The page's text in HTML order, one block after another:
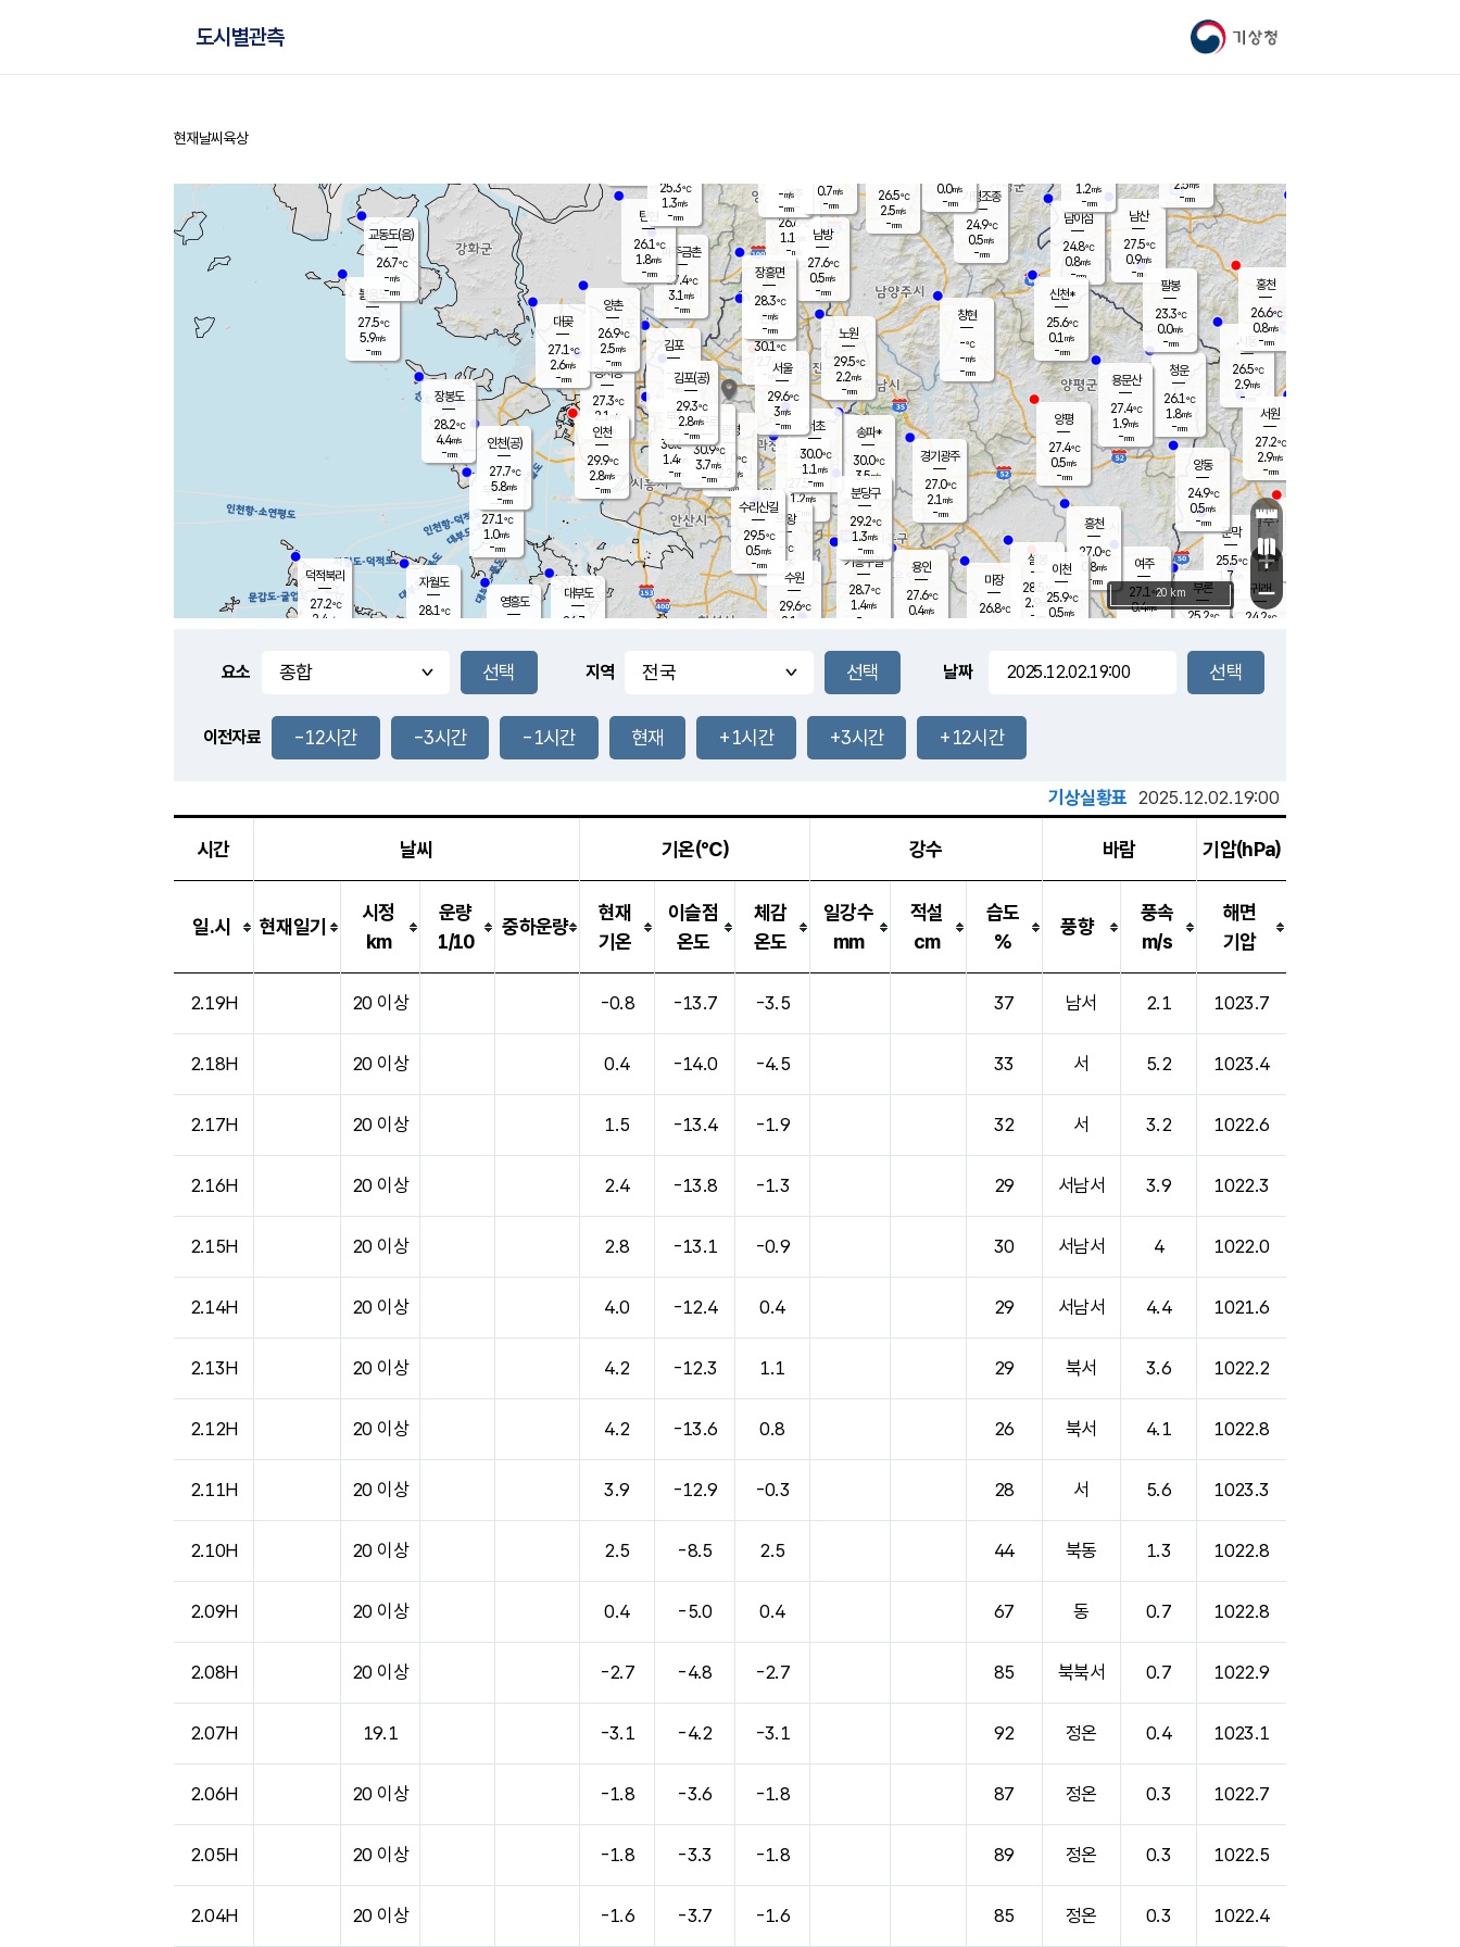
기상청
도시별관측
홈
현재날씨 육상
풍도
1.3m/s
문막
25.5℃
1.7m/s
mm
남이섬
24.8℃
0.8m/s
-mm
무의도
27.1℃
1.0m/s
-mm
영흥도
볼음도
27.5℃
5.9m/s
-mm
자월도
28.1℃
양주
26.6℃
1.1
-mm
부론
25.2℃
과천
27.5℃
1.2m/s
- mm
남산
27.5℃
0.9m/s
-mm
장봉도
28.2℃
4.4m/s
-mm
-mm
청운
26.1℃
1.8m/s
-mm
팔봉
23.3℃
0.0m/s
-mm
-mm
용인
27.6℃
0.4m/s
여주
27.1℃
0.4m/s
양동
24.9℃
0.5m/s
-mm
경기광주
27.0℃
2.1 m/s
-mm
장호원
1.2m/s
-mm
27.8
℃
대부도
26.7
-
경서동
27.3℃
2.1 m/s
-mm
파주금촌
27.4℃
3.1 m/s
-mm
가평조종
24.9℃
0.5m/s
-mm
26.5℃
2.5m/s
-mm
대곶
27.1℃
2.6m/s
-mm
신천*
25.6℃
0.1 m/s
-mm
창현
-℃
-m/s
-mm
탄현
26.1℃
1.8m/s
-mm
0.0m/s
-mm
29.2℃
1.3m/s
-mm
흥천
27.0℃
0.8m/s
-mm
마장
26.8℃
의왕
- ℃
m/s
mm
김포
- ℃
-m/s
mm
설봉
28.5
2.9 m/s
- mm
광명
31.0
℃
2.2 m/s
-mm
부천
30.6℃
1.4m/s
-mm
-mm
양촌
26.9℃
2.5m/s
-mm
구로
30.9℃
3.7m/s
-mm
은평
30.1℃
2.7 m/s
- mm
노원
29.5℃
2.2m/s
-mm
송파*
30.0℃
3.5m/s
-mm
서초
30.0℃
1.1 m/s
-mm
남방
27.6℃
0.5m/s
-mm
기흥구갈
28.7℃
1.4m/s
-
수리산길
29.5℃
0.5m/s
-mm
분당구
29.2℃
1.3m/s
-mm
장흥면
28.3℃
-m/s
-mm
-m/s
-mm
시동
26.5℃
2.9m/s
- mm
귀래
24.2℃
서원
27.2℃
2.9m/s
-mm
용문산
27.4℃
1.9m/s
-mm
덕적북리
27.2℃
2.4 m/s
인천(공)
27.7℃
5.8m/s
-mm
김포(공)
29.3℃
2.8m/s
-mm
교동도(음)
26.7℃
-m/s
-mm
홍천
26.6℃
0.8m/s
-mm
이천
25.9℃
0.5m/s
양평
27.4℃
0.5m/s
-mm
수원
29.6℃
2.1 m/s
인천
29.9℃
2.8m/s
-mm
서울
29.6℃
3m/s
-mm
2.5m/s
-mm
25.3℃
1.3m/s
-mm
0.7m/s
-mm
+
−
20 km
요소 지역 날짜
이전자료 -12시간 -3시간 -1시간 현재 +1시간 +3시간 +12시간
기상실황표 2025.12.02.19:00
시간 날씨 기온(℃) 강수 바람 기압(hPa)
일.시 현재일기
시정
km
운량
1/10
중하운량
현재
기온
이슬점
온도
체감
온도
일강수
mm
적설
cm
습도
%
풍향
풍속
m/s
해면
기압
2.19H 20 이상 -0.8 -13.7 -3.5 37 남서 2.1 1023.7
2.18H 20 이상 0.4 -14.0 -4.5 33 서 5.2 1023.4
2.17H 20 이상 1.5 -13.4 -1.9 32 서 3.2 1022.6
2.16H 20 이상 2.4 -13.8 -1.3 29 서남서 3.9 1022.3
2.15H 20 이상 2.8 -13.1 -0.9 30 서남서 4 1022.0
2.14H 20 이상 4.0 -12.4 0.4 29 서남서 4.4 1021.6
2.13H 20 이상 4.2 -12.3 1.1 29 북서 3.6 1022.2
2.12H 20 이상 4.2 -13.6 0.8 26 북서 4.1 1022.8
2.11H 20 이상 3.9 -12.9 -0.3 28 서 5.6 1023.3
2.10H 20 이상 2.5 -8.5 2.5 44 북동 1.3 1022.8
2.09H 20 이상 0.4 -5.0 0.4 67 동 0.7 1022.8
2.08H 20 이상 -2.7 -4.8 -2.7 85 북북서 0.7 1022.9
2.07H 19.1 -3.1 -4.2 -3.1 92 정온 0.4 1023.1
2.06H 20 이상 -1.8 -3.6 -1.8 87 정온 0.3 1022.7
2.05H 20 이상 -1.8 -3.3 -1.8 89 정온 0.3 1022.5
2.04H 20 이상 -1.6 -3.7 -1.6 85 정온 0.3 1022.4